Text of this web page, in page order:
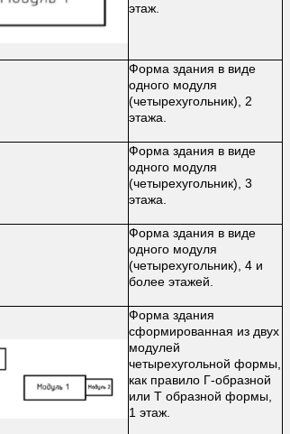
этаж.
Форма здания в виде
одного модуля
(четырехугольник), 2
этажа.
Форма здания в виде
одного модуля
(четырехугольник), 3
этажа.
Форма здания в виде
одного модуля
(четырехугольник), 4 и
более этажей.
Форма здания
сформированная из двух
модулей
четырехугольной формы,
как правило Г-образной
или Т образной формы,
1 этаж.